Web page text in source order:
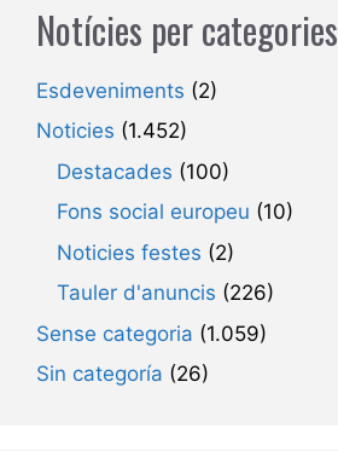
Notícies per categories
Esdeveniments (2)
Noticies (1.452)
Destacades (100)
Fons social europeu (10)
Noticies festes (2)
Tauler d'anuncis (226)
Sense categoria (1.059)
Sin categoría (26)